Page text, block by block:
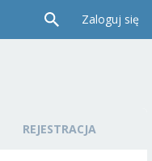
Zaloguj się
REJESTRACJA